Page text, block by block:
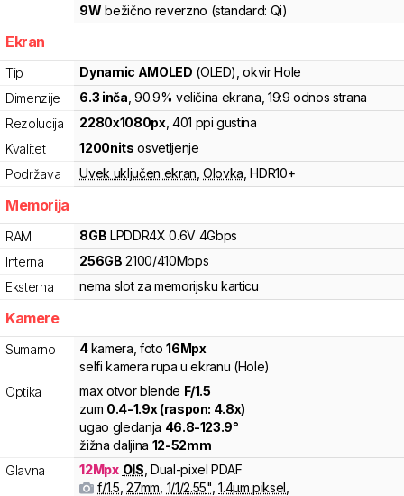
9W bežično reverzno (standard: Qi)
Ekran
Tip Dynamic AMOLED (OLED) , okvir Hole
Dimenzije
6.3 inča , 90.9% veličina ekrana , 19:9 odnos strana
Rezolucija
2280x1080px, 401 ppi gustina
Kvalitet
1200nits osvetljenje
Podržava
Uvek uključen ekran ,Olovka ,HDR10+
Memorija
RAM 8GB LPDDR4X 0.6V 4Gbps
Interna
256GB 2100/410Mbps
Eksterna
nema slot za memorijsku karticu
Kamere
Sumarno 4kamera foto16Mpx
selfi kamera rupa u ekranu (Hole)
Optika
max otvor blende F/1.5
zum 0.4-1.9x (raspon: 4.8x)
ugao gledanja 46.8-123.9°
žižna daljina 12-52mm
Glavna
12Mpx OIS Dual-pixel PDAF
f/1.5 27mm 1/1/2.55" 1.4µm piksel